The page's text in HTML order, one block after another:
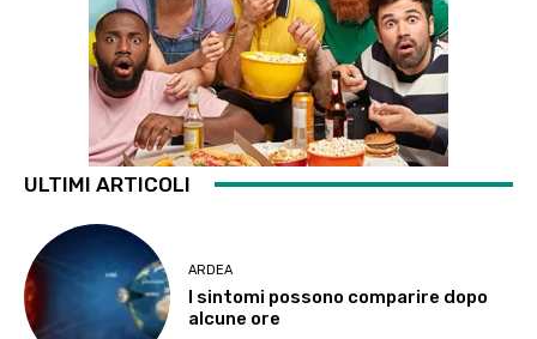
ULTIMI ARTICOLI
ARDEA
I sintomi possono comparire dopo
alcune ore